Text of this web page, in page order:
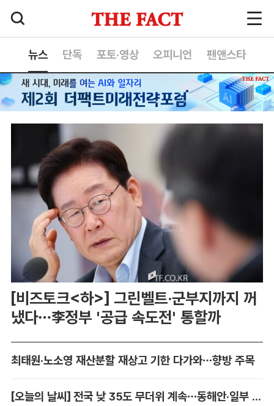
뉴스 단독 포토·영상 오피니언 팬앤스타
[비즈토크<하>] 그린벨트·군부지까지 꺼
냈다…李정부 '공급 속도전' 통할까
최태원·노소영 재산분할 재상고 기한 다가와…향방 주목
[오늘의 날씨] 전국 낮 35도 무더위 계속…동해안·일부 지역 비